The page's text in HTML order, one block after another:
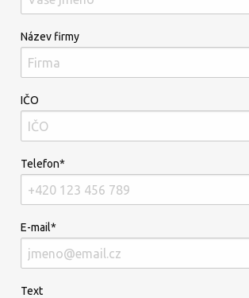
Název firmy
IČO
Telefon*
E-mail*
Text